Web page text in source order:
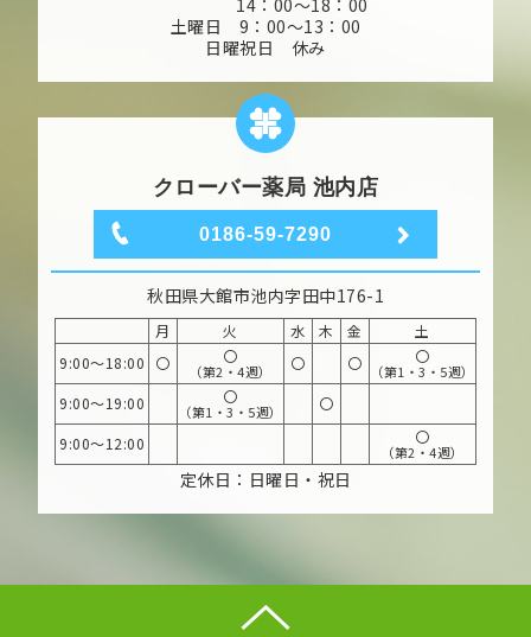
14：00～18：00
土曜日 9：00～13：00
日曜祝日 休み
クローバー薬局 池内店
0186-59-7290
秋田県大館市池内字田中176-1
月 火 水 木 金
土
9:00～18:00
〇 〇
（第2・4週） 〇 〇 〇
（第1・3・5週）
9:00～19:00 〇
（第1・3・5週）
〇
9:00～12:00
〇
（第2・4週）
定休日：日曜日・祝日